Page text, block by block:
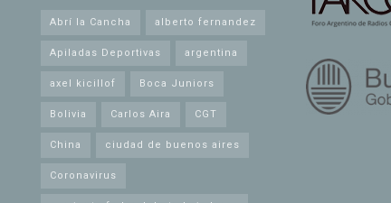
Abrí la Cancha alberto fernandez
Apiladas Deportivas argentina
axel kicillof Boca Juniors
Bolivia Carlos Aira CGT
China ciudad de buenos aires
Coronavirus